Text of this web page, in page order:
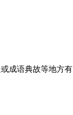
成语典故等地方有